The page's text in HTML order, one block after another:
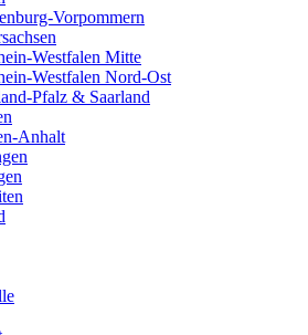
Vorpommern
Westfalen Mitte
Westfalen Nord-Ost
Pfalz & Saarland
Anhalt